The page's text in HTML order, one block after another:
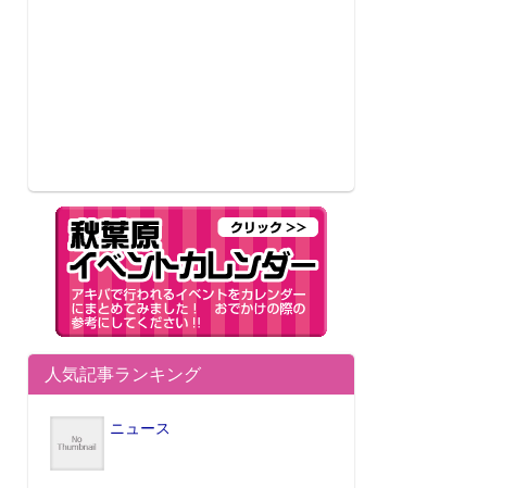
人気記事ランキング
ニュース